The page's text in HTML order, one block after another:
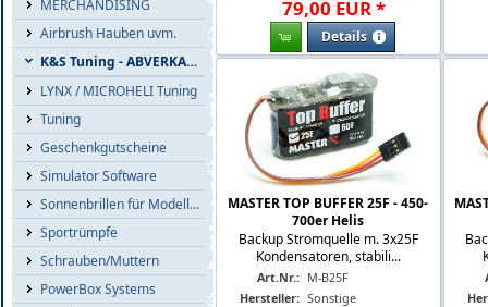
MERCHANDISING
Airbrush Hauben uvm.
K&S Tuning - ABVERKAUF
LYNX / MICROHELI Tuning
Tuning
Geschenkgutscheine
Simulator Software
Sonnenbrillen für Modellflieger
Sportrümpfe
Schrauben/Muttern
PowerBox Systems
79,00 EUR*
Details
MASTER TOP BUFFER 25F - 450-
700er Helis
Backup Stromquelle m. 3x25F
Kondensatoren, stabili...
Art.Nr.: M-B25F
Hersteller: Sonstige